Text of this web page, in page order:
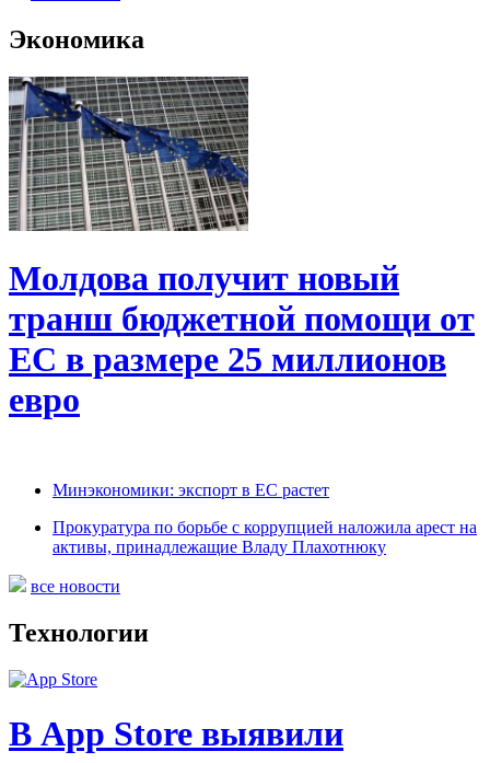
Экономика
Молдова получит новый
транш бюджетной помощи от
ЕС в размере 25 миллионов
евро
Минэкономики: экспорт в ЕС растет
Прокуратура по борьбе с коррупцией наложила арест на
активы, принадлежащие Владу Плахотнюку
все новости
Технологии
В App Store выявили